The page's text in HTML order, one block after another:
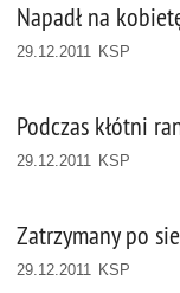
Napadł na
29.12.2011 KSP
Podczas kłótni
29.12.2011 KSP
Zatrzymany po
29.12.2011 KSP